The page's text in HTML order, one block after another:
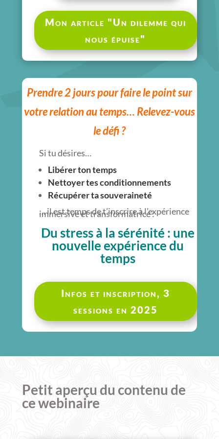
Mon article "Un dilemme qui
nous épuise"
Prendre 2 jours pour faire le point sur
votre relation au temps… Relevez-vous
le défi ?
Si tu désires…
Libérer ton temps
Nettoyer tes conditionnements
Récupérer ta souveraineté
… il est temps de t’inscrire à l’expérience
immersive et transformatrice :
Du stress à la sérénité : une
nouvelle expérience du
temps
Infos et inscription, 3
sessions en 2025
Petit aperçu du contenu de
ce webinaire